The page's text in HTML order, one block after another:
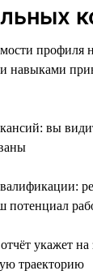
профиля
навыками
вы
потенциал
укажет
траекторию